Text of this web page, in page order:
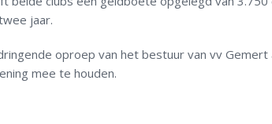
jaar.
oproep van het bestuur van vv
mee te houden.